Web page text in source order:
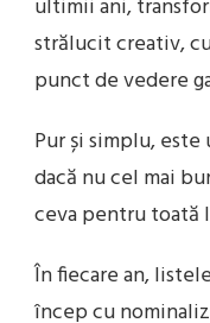
ultimii ani,
strălucit creativ,
punct de vedere
Pur și simplu,
dacă nu cel mai
ceva pentru toată
În fiecare an,
încep cu